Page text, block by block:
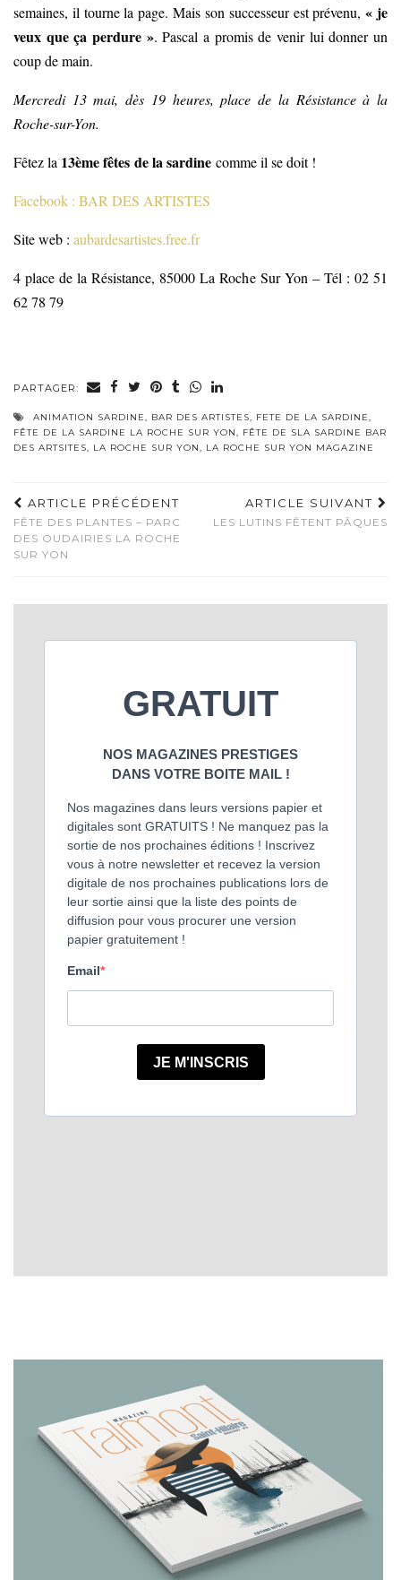
semaines, il tourne la page. Mais son successeur est prévenu,« je
veux que ça perdure ». Pascal a promis de venir lui donner un
coup de main.
Mercredi 13 mai, dès 19 heures, place de la Résistance à la
Roche-sur-Yon.
Fêtez la 13ème fêtes de la sardine comme il se doit !
Facebook : BAR DES ARTISTES
Site web : aubardesartistes.free.fr
4 place de la Résistance, 85000 La Roche Sur Yon – Tél : 02 51
62 78 79
PARTAGER:
ANIMATION SARDINE, BAR DES ARTISTES, FETE DE LA SARDINE,
FÊTE DE LA SARDINE LA ROCHE SUR YON, FÊTE DE SLA SARDINE BAR
DES ARTSITES, LA ROCHE SUR YON, LA ROCHE SUR YON MAGAZINE
ARTICLE PRÉCÉDENT
FÊTE DES PLANTES – PARC
DES OUDAIRIES LA ROCHE
SUR YON
ARTICLE SUIVANT
LES LUTINS FÊTENT PÂQUES